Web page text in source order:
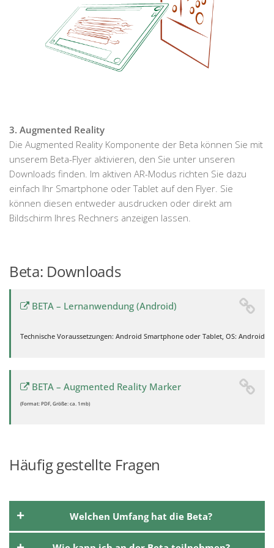
3. Augmented Reality
Die Augmented Reality Komponente der Beta können Sie mit
unserem Beta-Flyer aktivieren, den Sie unter unseren
Downloads finden. Im aktiven AR-Modus richten Sie dazu
einfach Ihr Smartphone oder Tablet auf den Flyer. Sie
können diesen entweder ausdrucken oder direkt am
Bildschirm Ihres Rechners anzeigen lassen.
Beta: Downloads
BETA – Lernanwendung (Android)
Technische Voraussetzungen: Android Smartphone oder Tablet, OS: Android
BETA – Augmented Reality Marker
(Format: PDF, Größe: ca. 1mb)
Häufig gestellte Fragen
Welchen Umfang hat die Beta?